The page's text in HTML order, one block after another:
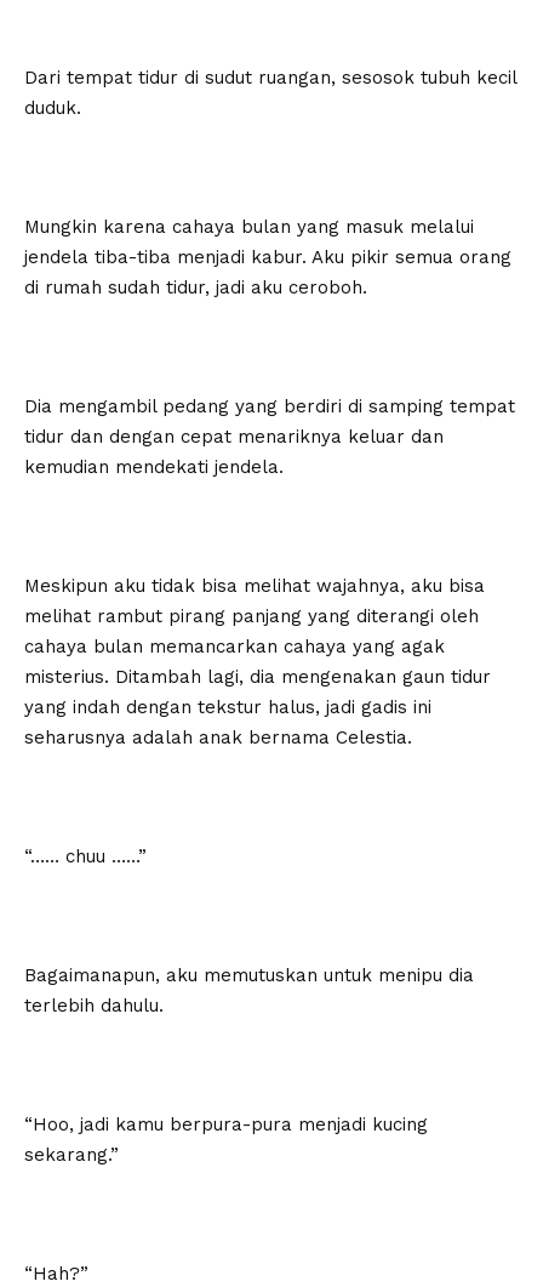
Dari tempat tidur di sudut ruangan, sesosok tubuh kecil
duduk.
Mungkin karena cahaya bulan yang masuk melalui
jendela tiba-tiba menjadi kabur. Aku pikir semua orang
di rumah sudah tidur, jadi aku ceroboh.
Dia mengambil pedang yang berdiri di samping tempat
tidur dan dengan cepat menariknya keluar dan
kemudian mendekati jendela.
Meskipun aku tidak bisa melihat wajahnya, aku bisa
melihat rambut pirang panjang yang diterangi oleh
cahaya bulan memancarkan cahaya yang agak
misterius. Ditambah lagi, dia mengenakan gaun tidur
yang indah dengan tekstur halus, jadi gadis ini
seharusnya adalah anak bernama Celestia.
“…… chuu ……”
Bagaimanapun, aku memutuskan untuk menipu dia
terlebih dahulu.
“Hoo, jadi kamu berpura-pura menjadi kucing
sekarang.”
“Hah?”